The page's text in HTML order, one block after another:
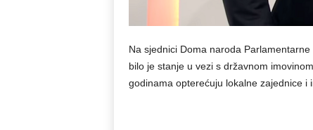
Na sjednici Doma naroda
bilo je stanje u vezi s državnom
godinama opterećuju lokalne zajednice i